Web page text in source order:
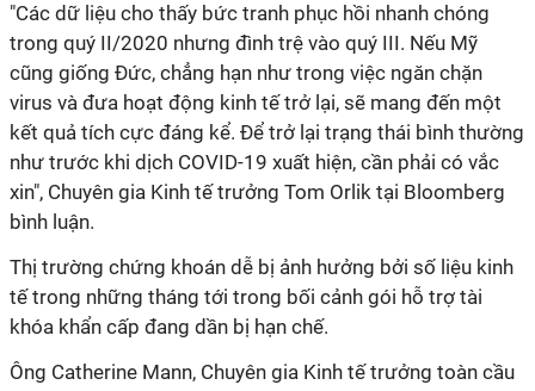
"Các dữ liệu cho thấy bức tranh phục hồi nhanh chóng
trong quý II/2020 nhưng đình trệ vào quý III. Nếu Mỹ
cũng giống Đức, chẳng hạn như trong việc ngăn chặn
virus và đưa hoạt động kinh tế trở lại, sẽ mang đến một
kết quả tích cực đáng kể. Để trở lại trạng thái bình thường
như trước khi dịch COVID-19 xuất hiện, cần phải có vắc
xin", Chuyên gia Kinh tế trưởng Tom Orlik tại Bloomberg
bình luận.
Thị trường chứng khoán dễ bị ảnh hưởng bởi số liệu kinh
tế trong những tháng tới trong bối cảnh gói hỗ trợ tài
khóa khẩn cấp đang dần bị hạn chế.
Ông Catherine Mann, Chuyên gia Kinh tế trưởng toàn cầu